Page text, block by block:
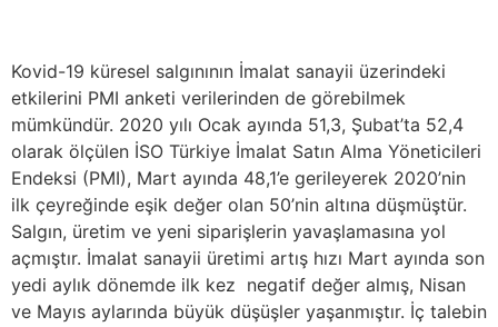
Kovid-19 küresel salgınının İmalat sanayii üzerindeki
etkilerini PMI anketi verilerinden de görebilmek
mümkündür. 2020 yılı Ocak ayında 51,3, Şubat’ta 52,4
olarak ölçülen İSO Türkiye İmalat Satın Alma Yöneticileri
Endeksi (PMI), Mart ayında 48,1’e gerileyerek 2020’nin
ilk çeyreğinde eşik değer olan 50’nin altına düşmüştür.
Salgın, üretim ve yeni siparişlerin yavaşlamasına yol
açmıştır. İmalat sanayii üretimi artış hızı Mart ayında son
yedi aylık dönemde ilk kez negatif değer almış, Nisan
ve Mayıs aylarında büyük düşüşler yaşanmıştır. İç talebin